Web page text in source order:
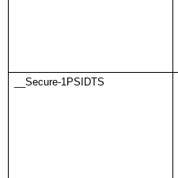
__Secure-1PSIDTS